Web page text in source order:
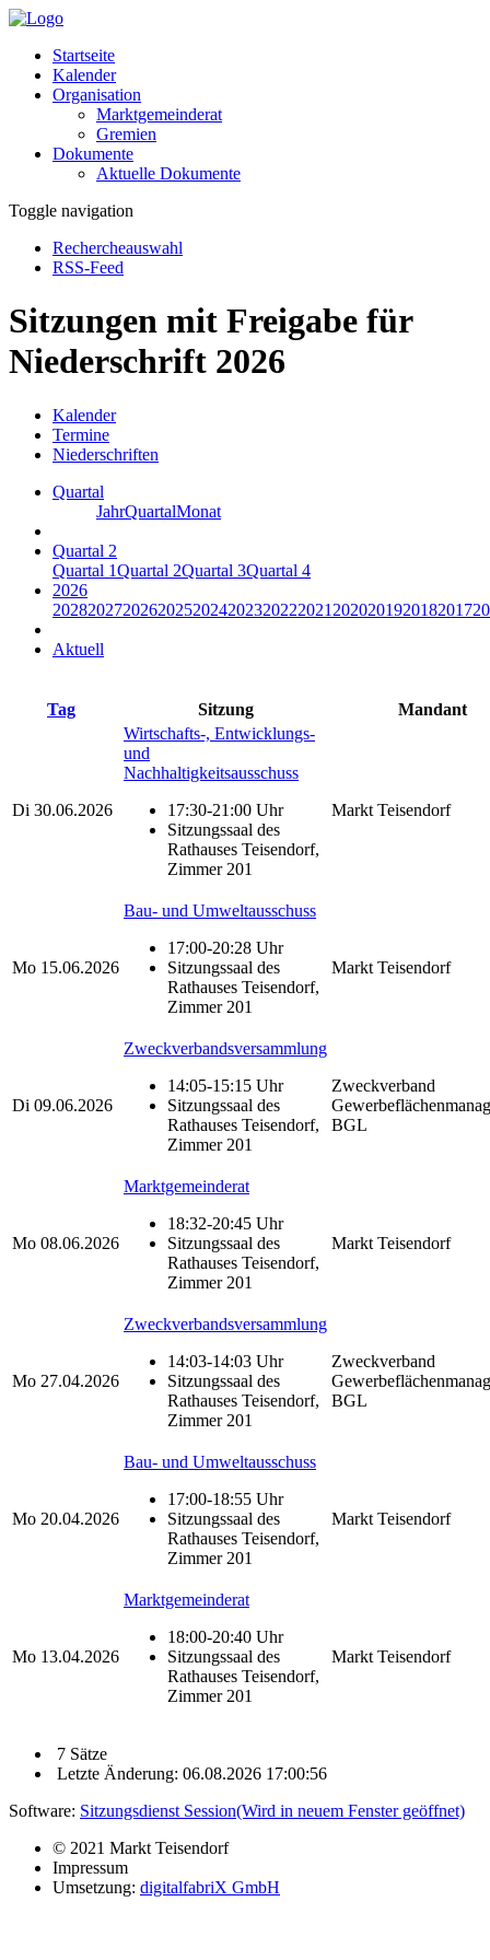
Startseite
Kalender
Organisation
Marktgemeinderat
Gremien
Dokumente
Aktuelle Dokumente
Toggle navigation
Rechercheauswahl
RSS-Feed
Sitzungen mit Freigabe für
Niederschrift 2026
Kalender
Termine
Niederschriften
Quartal
JahrQuartalMonat
Quartal 2
Quartal 1Quartal 2Quartal 3Quartal 4
2026
20282027202620252024202320222021 2020201920182017
Aktuell
Tag Sitzung Mandant
Di 30.06.2026
Wirtschafts-, Entwicklungs-
und
Nachhaltigkeitsausschuss
17:30-21:00 Uhr
Sitzungssaal des
Rathauses Teisendorf,
Zimmer 201
Markt Teisendorf
Mo 15.06.2026
Bau- und Umweltausschuss
17:00-20:28 Uhr
Sitzungssaal des
Rathauses Teisendorf,
Zimmer 201
Markt Teisendorf
Di 09.06.2026
Zweckverbandsversammlung
14:05-15:15 Uhr
Sitzungssaal des
Rathauses Teisendorf,
Zimmer 201
Zweckverband
BGL
Mo 08.06.2026
Marktgemeinderat
18:32-20:45 Uhr
Sitzungssaal des
Rathauses Teisendorf,
Zimmer 201
Markt Teisendorf
Mo 27.04.2026
Zweckverbandsversammlung
14:03-14:03 Uhr
Sitzungssaal des
Rathauses Teisendorf,
Zimmer 201
Zweckverband
BGL
Mo 20.04.2026
Bau- und Umweltausschuss
17:00-18:55 Uhr
Sitzungssaal des
Rathauses Teisendorf,
Zimmer 201
Markt Teisendorf
Mo 13.04.2026
Marktgemeinderat
18:00-20:40 Uhr
Sitzungssaal des
Rathauses Teisendorf,
Zimmer 201
Markt Teisendorf
7 Sätze
Letzte Änderung: 06.08.2026 17:00:56
Software: Sitzungsdienst Session(Wird in neuem Fenster geöffnet)
© 2021 Markt Teisendorf
Impressum
Umsetzung: digitalfabriX GmbH